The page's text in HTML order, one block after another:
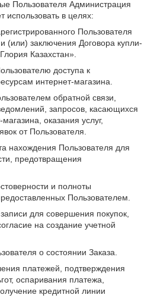
Пользователя Администрация
использовать в целях:
Пользователя
(или) заключения Договора купли-
Казахстан».
доступа к
интернет-магазина.
обратной связи,
запросов, касающихся
оказания услуг,
от Пользователя.
нахождения Пользователя для
предотвращения
и полноты
Пользователем.
для совершения покупок,
на создание учетной
о состоянии Заказа.
платежей, подтверждения
оспаривания платежа,
кредитной линии